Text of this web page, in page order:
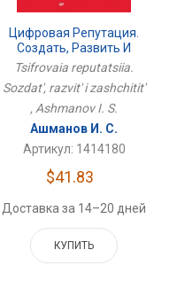
Цифровая Репутация.
Создать, Развить И
Защитить
Tsifrovaia reputatsiia.
Sozdat', razvit' i zashchitit'
, Ashmanov I. S.
Ашманов И. С.
Артикул: 1414180
$41.83
Доставка за 14–20 дней
КУПИТЬ